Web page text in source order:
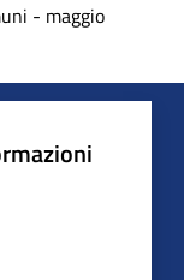
- maggio